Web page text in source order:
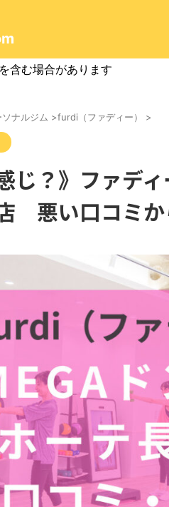
含む場合があります
ナルジム >furdi（ファディー） >
じ？》ファデ
悪い口コミか